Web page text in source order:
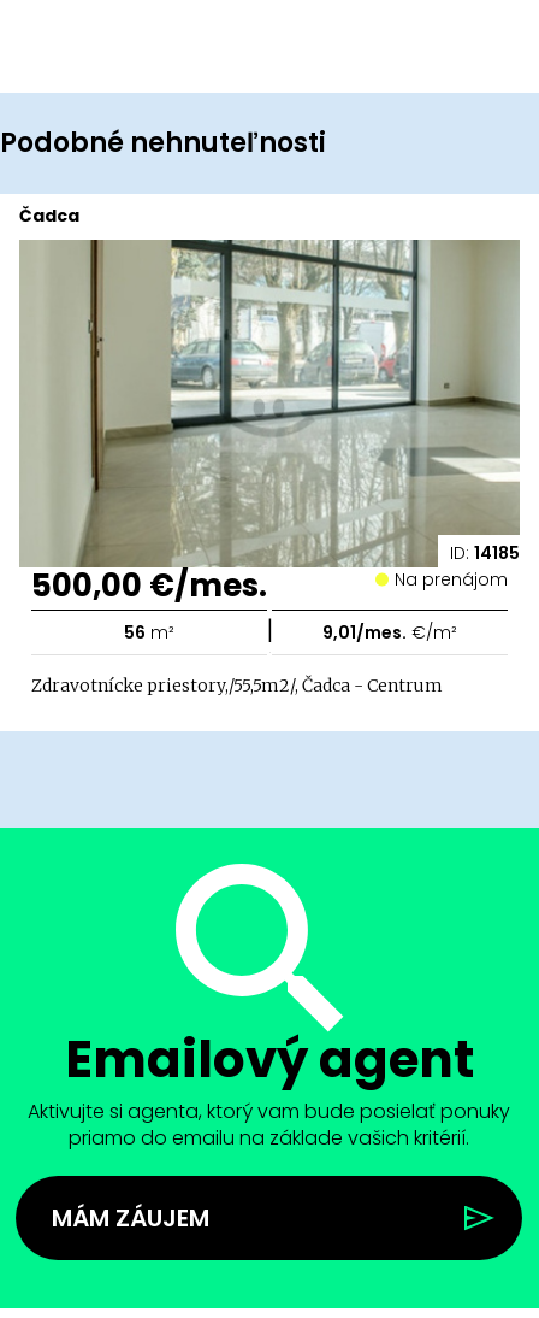
Podobné nehnuteľnosti
ID: 14185
Čadca
500,00 €/mes. Na prenájom
56 m² | 9,01/mes. €/m²
Zdravotnícke priestory,/55,5m2/, Čadca - Centrum
Emailový agent
Aktivujte si agenta, ktorý vam bude posielať ponuky
priamo do emailu na základe vašich kritérií.
MÁM ZÁUJEM